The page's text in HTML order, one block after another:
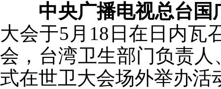
中央广播电视总台
大会于5月18日在日内瓦
会，台湾卫生部门负责
式在世卫大会场外举办活